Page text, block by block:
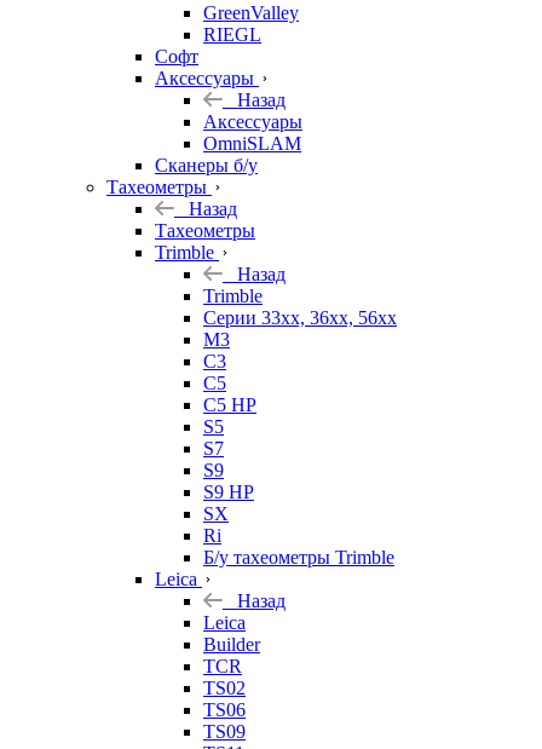
GreenValley
RIEGL
Софт
Аксессуары
Назад
Аксессуары
OmniSLAM
Сканеры б/у
Тахеометры
Назад
Тахеометры
Trimble
Назад
Trimble
Серии 33xx, 36xx, 56xx
M3
C3
C5
C5 HP
S5
S7
S9
S9 HP
SX
Ri
Б/у тахеометры Trimble
Leica
Назад
Leica
Builder
TCR
TS02
TS06
TS09